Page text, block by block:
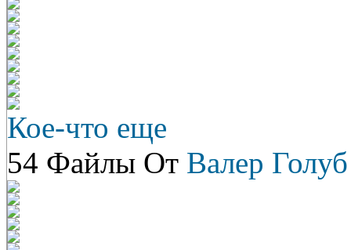
Кое-что еще
54 Файлы От Валер Голуб